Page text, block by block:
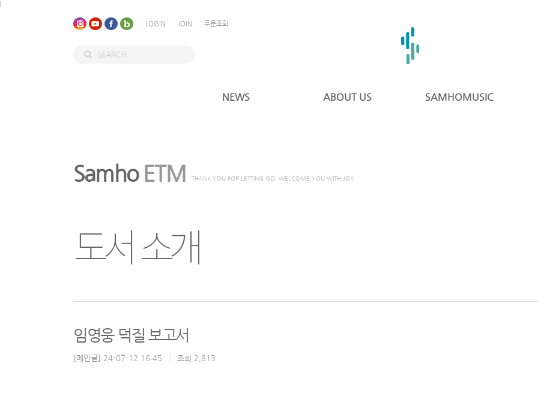
LOGIN JOIN 주문조회
NEWS ABOUT US SAMHOMUSIC
Samho ETM THANK YOU FOR LETTING GO. WELCOME YOU WITH JOY.
도서 소개
임영웅 덕질 보고서
[메인글] 24-07-12 16:45 조회 2,813